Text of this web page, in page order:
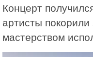
Концерт
артисты
мастерством